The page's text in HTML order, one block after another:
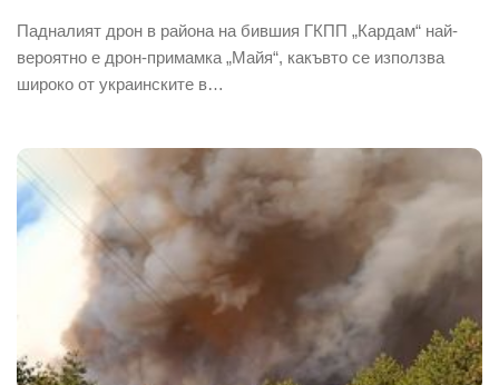
Падналият дрон в района на бившия ГКПП „Кардам“ най-
вероятно е дрон-примамка „Майя“, какъвто се използва
широко от украинските в…